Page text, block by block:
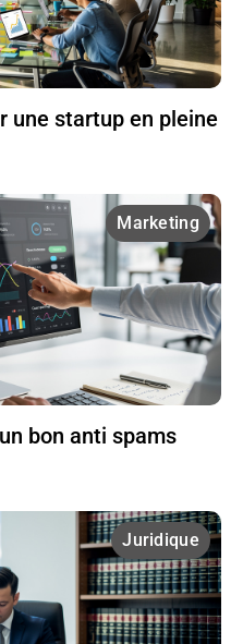
une startup en pleine
Marketing
bon anti spams
Juridique